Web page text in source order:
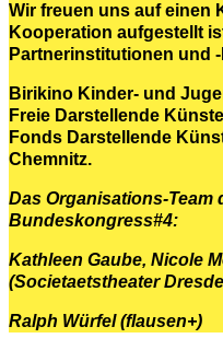
Wir freuen uns auf einen
Kooperation aufgestellt
Partnerinstitutionen und
Birikino Kinder- und
Freie Darstellende
Fonds Darstellende
Chemnitz.
Das Organisations-Team
Bundeskongress#4:
Kathleen Gaube, Nicole
(Societaetstheater
Ralph Würfel (flausen+)